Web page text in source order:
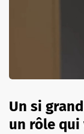
Un si
un rôle qui